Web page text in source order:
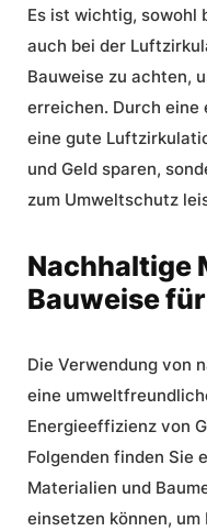
Es ist wichtig, sowohl
auch bei der
Bauweise zu achten,
erreichen. Durch eine
eine gute
und Geld sparen,
zum Umweltschutz
Nachhaltige
Bauweise
Die Verwendung von
eine
Energieeffizienz von
Folgenden finden Sie
Materialien und
einsetzen können,